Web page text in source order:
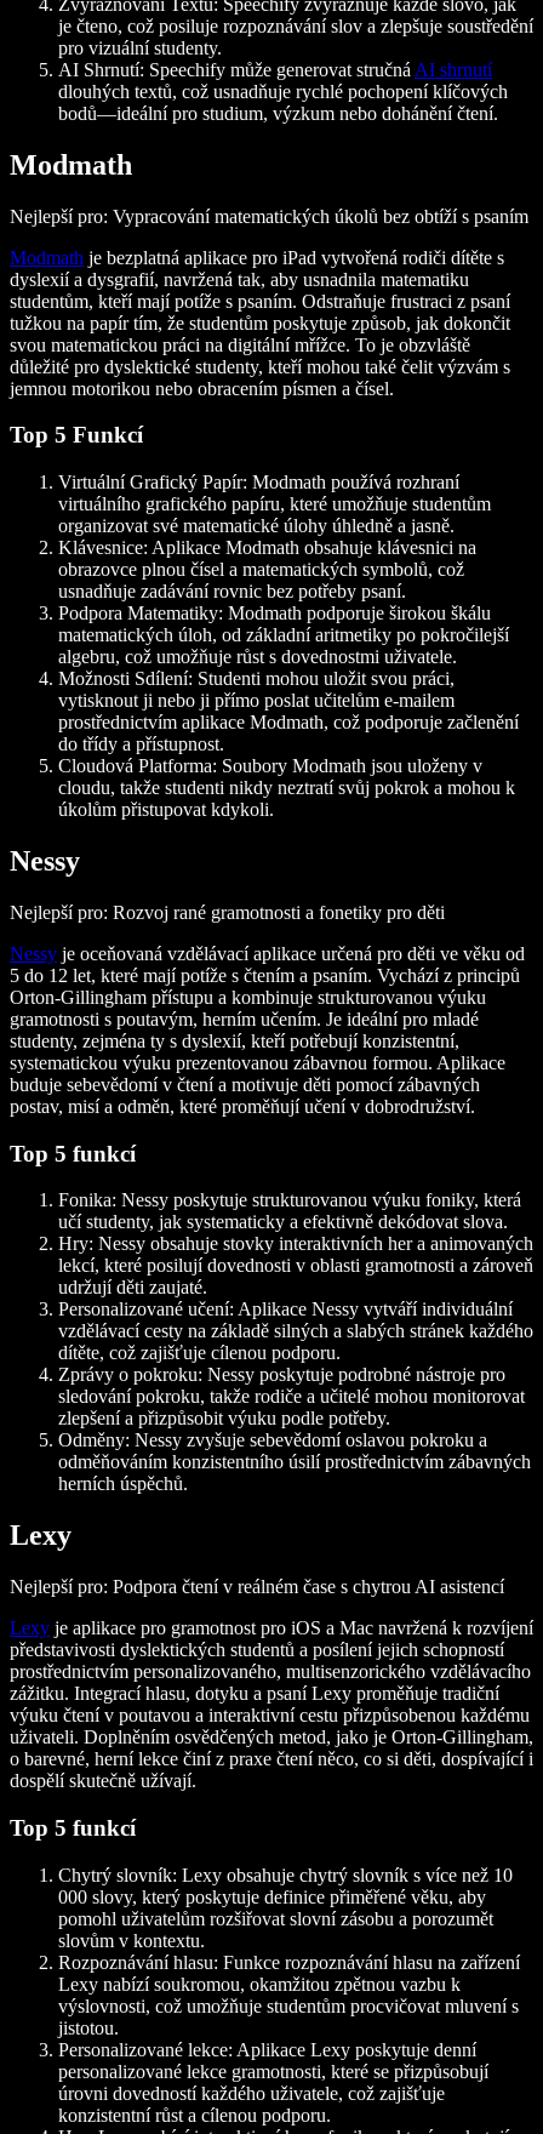
Zvýrazňování Textu: Speechify zvýrazňuje každé slovo, jak
je čteno, což posiluje rozpoznávání slov a zlepšuje soustředění
pro vizuální studenty.
AI Shrnutí: Speechify může generovat stručná AI shrnutí
dlouhých textů, což usnadňuje rychlé pochopení klíčových
bodů—ideální pro studium, výzkum nebo dohánění čtení.
Modmath
Nejlepší pro: Vypracování matematických úkolů bez obtíží s psaním
Modmath je bezplatná aplikace pro iPad vytvořená rodiči dítěte s
dyslexií a dysgrafií, navržená tak, aby usnadnila matematiku
studentům, kteří mají potíže s psaním. Odstraňuje frustraci z psaní
tužkou na papír tím, že studentům poskytuje způsob, jak dokončit
svou matematickou práci na digitální mřížce. To je obzvláště
důležité pro dyslektické studenty, kteří mohou také čelit výzvám s
jemnou motorikou nebo obracením písmen a čísel.
Top 5 Funkcí
Virtuální Grafický Papír: Modmath používá rozhraní
virtuálního grafického papíru, které umožňuje studentům
organizovat své matematické úlohy úhledně a jasně.
Klávesnice: Aplikace Modmath obsahuje klávesnici na
obrazovce plnou čísel a matematických symbolů, což
usnadňuje zadávání rovnic bez potřeby psaní.
Podpora Matematiky: Modmath podporuje širokou škálu
matematických úloh, od základní aritmetiky po pokročilejší
algebru, což umožňuje růst s dovednostmi uživatele.
Možnosti Sdílení: Studenti mohou uložit svou práci,
vytisknout ji nebo ji přímo poslat učitelům e-mailem
prostřednictvím aplikace Modmath, což podporuje začlenění
do třídy a přístupnost.
Cloudová Platforma: Soubory Modmath jsou uloženy v
cloudu, takže studenti nikdy neztratí svůj pokrok a mohou k
úkolům přistupovat kdykoli.
Nessy
Nejlepší pro: Rozvoj rané gramotnosti a fonetiky pro děti
Nessy je oceňovaná vzdělávací aplikace určená pro děti ve věku od
5 do 12 let, které mají potíže s čtením a psaním. Vychází z principů
Orton-Gillingham přístupu a kombinuje strukturovanou výuku
gramotnosti s poutavým, herním učením. Je ideální pro mladé
studenty, zejména ty s dyslexií, kteří potřebují konzistentní,
systematickou výuku prezentovanou zábavnou formou. Aplikace
buduje sebevědomí v čtení a motivuje děti pomocí zábavných
postav, misí a odměn, které proměňují učení v dobrodružství.
Top 5 funkcí
Fonika: Nessy poskytuje strukturovanou výuku foniky, která
učí studenty, jak systematicky a efektivně dekódovat slova.
Hry: Nessy obsahuje stovky interaktivních her a animovaných
lekcí, které posilují dovednosti v oblasti gramotnosti a zároveň
udržují děti zaujaté.
Personalizované učení: Aplikace Nessy vytváří individuální
vzdělávací cesty na základě silných a slabých stránek každého
dítěte, což zajišťuje cílenou podporu.
Zprávy o pokroku: Nessy poskytuje podrobné nástroje pro
sledování pokroku, takže rodiče a učitelé mohou monitorovat
zlepšení a přizpůsobit výuku podle potřeby.
Odměny: Nessy zvyšuje sebevědomí oslavou pokroku a
odměňováním konzistentního úsilí prostřednictvím zábavných
herních úspěchů.
Lexy
Nejlepší pro: Podpora čtení v reálném čase s chytrou AI asistencí
Lexy je aplikace pro gramotnost pro iOS a Mac navržená k rozvíjení
představivosti dyslektických studentů a posílení jejich schopností
prostřednictvím personalizovaného, multisenzorického vzdělávacího
zážitku. Integrací hlasu, dotyku a psaní Lexy proměňuje tradiční
výuku čtení v poutavou a interaktivní cestu přizpůsobenou každému
uživateli. Doplněním osvědčených metod, jako je Orton-Gillingham,
o barevné, herní lekce činí z praxe čtení něco, co si děti, dospívající i
dospělí skutečně užívají.
Top 5 funkcí
Chytrý slovník: Lexy obsahuje chytrý slovník s více než 10
000 slovy, který poskytuje definice přiměřené věku, aby
pomohl uživatelům rozšiřovat slovní zásobu a porozumět
slovům v kontextu.
Rozpoznávání hlasu: Funkce rozpoznávání hlasu na zařízení
Lexy nabízí soukromou, okamžitou zpětnou vazbu k
výslovnosti, což umožňuje studentům procvičovat mluvení s
jistotou.
Personalizované lekce: Aplikace Lexy poskytuje denní
personalizované lekce gramotnosti, které se přizpůsobují
úrovni dovedností každého uživatele, což zajišťuje
konzistentní růst a cílenou podporu.